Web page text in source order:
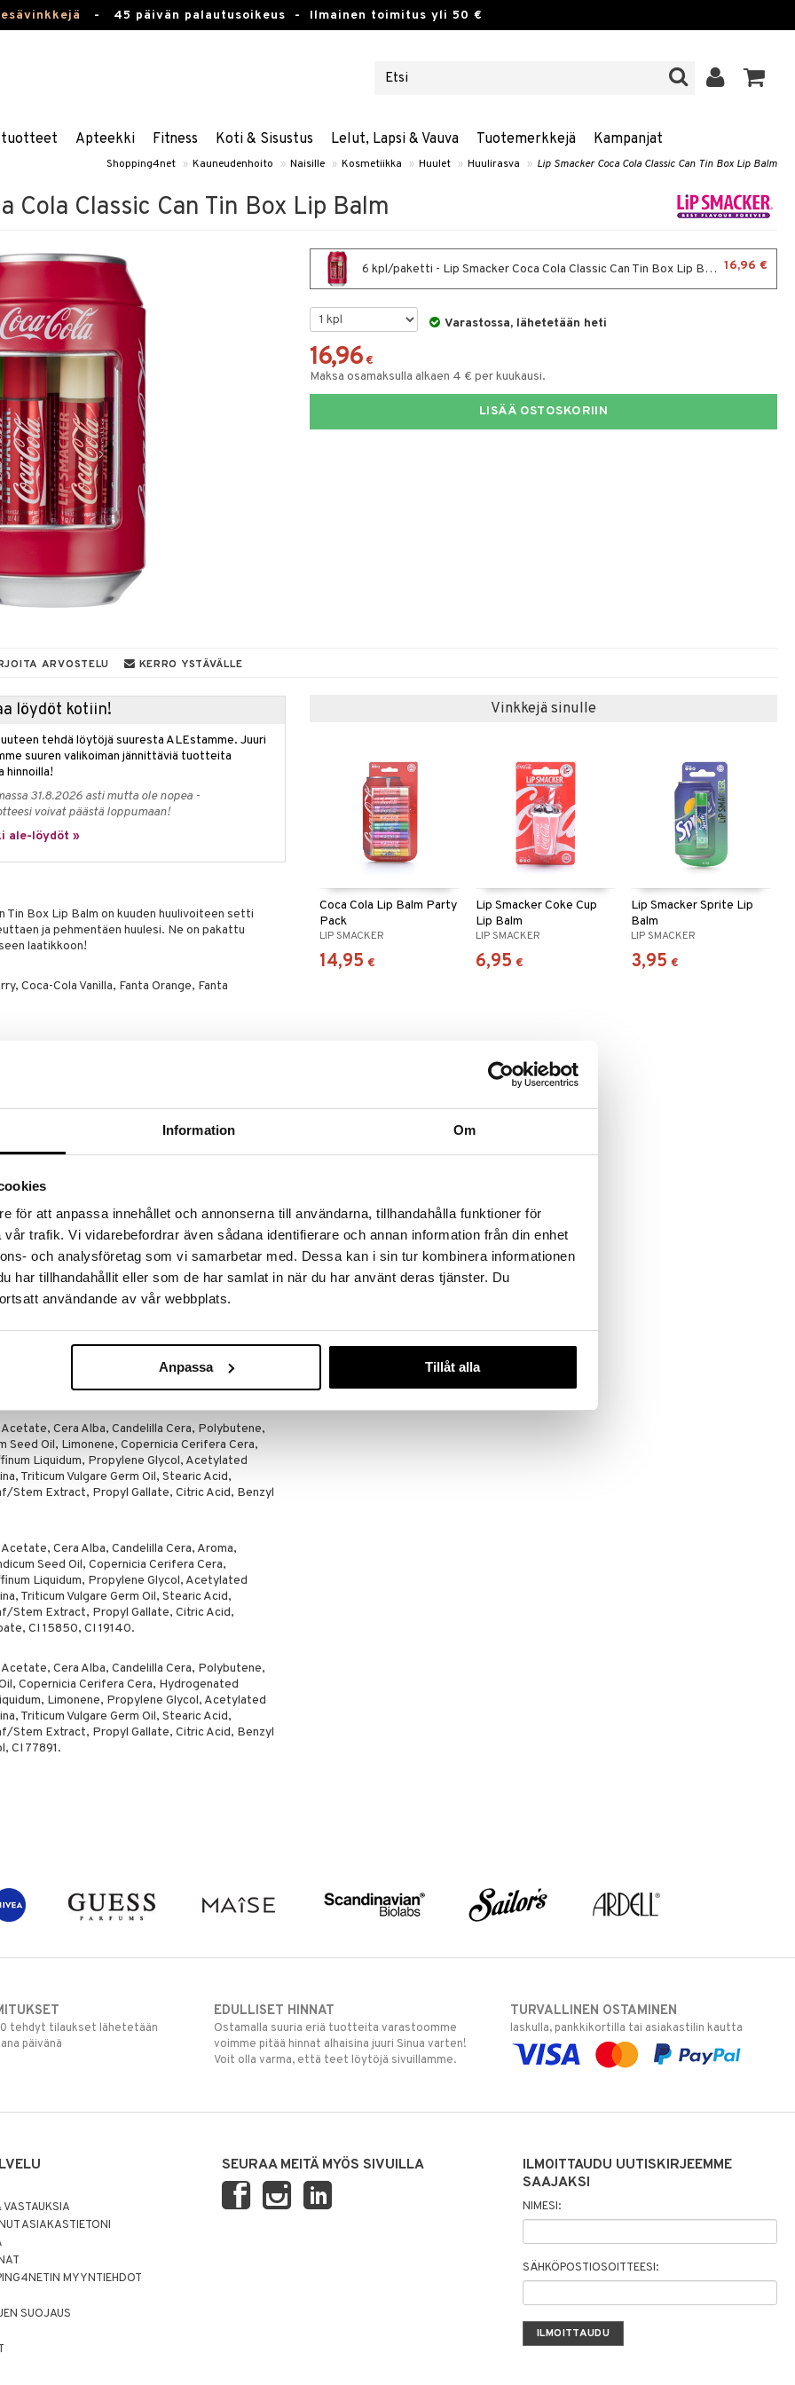
Information Om
för att anpassa innehållet och annonserna till användarna, tillhandahålla funktioner för
trafik. Vi vidarebefordrar även sådana identifierare och annan information från din enhet
och analysföretag som vi samarbetar med. Dessa kan i sin tur kombinera informationen
har tillhandahållit eller som de har samlat in när du har använt deras tjänster. Du
användande av vår webbplats.
Anpassa Tillåt alla
- 45 päivän palautusoikeus - Ilmainen toimitus yli 50 €
Apteekki Fitness Koti & Sisustus Lelut, Lapsi & Vauva Tuotemerkkejä Kampanjat
Shopping4net » Kauneudenhoito » Naisille » Kosmetiikka » Huulet » Huulirasva » Lip Smacker Coca Cola Classic Can Tin Box Lip Balm
Cola Classic Can Tin Box Lip Balm
6 kpl/paketti - Lip Smacker Coca Cola Classic Can Tin Box Lip Balm 16,96 €
Varastossa, lähetetään heti
16,96 €
Maksa osamaksulla alkaen 4 € per kuukausi.
LISÄÄ OSTOSKORIIN
ARVOSTELU KERRO YSTÄVÄLLE
löydöt kotiin!
tehdä löytöjä suuresta ALEstamme. Juuri
suuren valikoiman jännittäviä tuotteita
hinnoilla!
31.8.2026 asti mutta ole nopea -
voivat päästä loppumaan!
ale-löydöt »
Tin Box Lip Balm on kuuden huulivoiteen setti
ja pehmentäen huulesi. Ne on pakattu
laatikkoon!
Coca-Cola Vanilla, Fanta Orange, Fanta
Cera Alba, Candelilla Cera, Polybutene,
Copernicia Cerifera Cera, Hydrogenated
Stem Extract, Propyl Gallate, Citric Acid, Citral,
Geraniol, CI 77499, CI 77491, CI 77492.
Cera Alba, Candelilla Cera, Polybutene,
Aroma, Copernicia Cerifera Cera, Hydrogenated
Liquidum, Propylene Glycol, Acetylated
Triticum Vulgare Germ Oil, Stearic Acid,
Stem Extract, Propyl Gallate, Citric Acid,
CI 77491, CI 77492.
Cera Alba, Candelilla Cera, Polybutene,
Propylene Glycol, Acetylated Lanolin Alcohol, Cera
Citric Acid, Limonene, Benzyl Benzoate, Citral,
CI 19140.
Cera Alba, Candelilla Cera, Polybutene,
Seed Oil, Limonene, Copernicia Cerifera Cera,
Liquidum, Propylene Glycol, Acetylated
Triticum Vulgare Germ Oil, Stearic Acid,
Stem Extract, Propyl Gallate, Citric Acid, Benzyl
Cera Alba, Candelilla Cera, Aroma,
Seed Oil, Copernicia Cerifera Cera,
Liquidum, Propylene Glycol, Acetylated
Triticum Vulgare Germ Oil, Stearic Acid,
Stem Extract, Propyl Gallate, Citric Acid,
CI 15850, CI 19140.
Cera Alba, Candelilla Cera, Polybutene,
Copernicia Cerifera Cera, Hydrogenated
Limonene, Propylene Glycol, Acetylated
Triticum Vulgare Germ Oil, Stearic Acid,
Stem Extract, Propyl Gallate, Citric Acid, Benzyl
CI 77891.
Vinkkejä sinulle
Coca Cola Lip Balm Party
Pack
LIP SMACKER
14,95 €
Lip Smacker Coke Cup
Lip Balm
LIP SMACKER
6,95 €
Lip Smacker Sprite Lip
Balm
LIP SMACKER
3,95 €
tehdyt tilaukset lähetetään
päivänä
EDULLISET HINNAT
Ostamalla suuria eriä tuotteita varastoomme
voimme pitää hinnat alhaisina juuri Sinua varten!
Voit olla varma, että teet löytöjä sivuillamme.
TURVALLINEN OSTAMINEN
laskulla, pankkikortilla tai asiakastilin kautta
ASIAKASTIETONI
MYYNTIEHDOT
SUOJAUS
SEURAA MEITÄ MYÖS SIVUILLA
ILMOITTAUDU UUTISKIRJEEMME
SAAJAKSI
NIMESI:
SÄHKÖPOSTIOSOITTEESI: